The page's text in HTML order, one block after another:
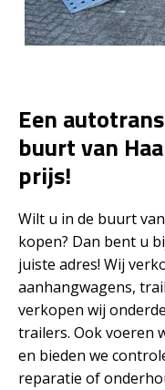
Een
buurt van
prijs!
Wilt u in de buurt
kopen? Dan bent u
juiste adres! Wij
aanhangwagens,
verkopen wij
trailers. Ook voeren
en bieden we
reparatie of